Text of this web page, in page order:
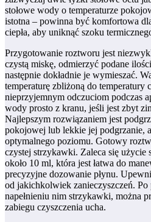
stołowe wody o temperaturze
istotna – powinna być komfortowa
ciepła, aby uniknąć szoku
Przygotowanie roztworu jest
czystą miskę, odmierzyć podane
następnie dokładnie je wymieszać.
temperaturę zbliżoną do temperatury
nieprzyjemnym odczuciom podczas
wody prosto z kranu, jeśli jest zbyt
Najlepszym rozwiązaniem jest
pokojowej lub lekkie jej podgrzanie,
optymalnego poziomu. Gotowy
czystej strzykawki. Zaleca się użycie
około 10 ml, która jest łatwa do
precyzyjne dozowanie płynu.
od jakichkolwiek zanieczyszczeń.
napełnieniu nim strzykawki, można
zabiegu czyszczenia ucha.